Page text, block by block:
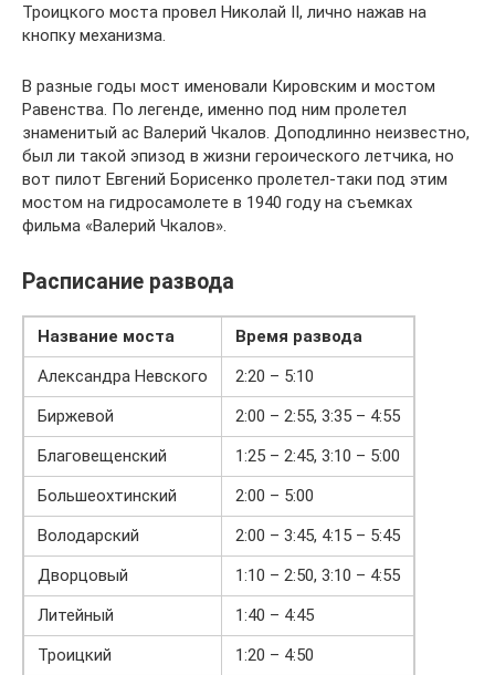
Троицкого моста провел Николай II, лично нажав на
кнопку механизма.
В разные годы мост именовали Кировским и мостом
Равенства. По легенде, именно под ним пролетел
знаменитый ас Валерий Чкалов. Доподлинно неизвестно,
был ли такой эпизод в жизни героического летчика, но
вот пилот Евгений Борисенко пролетел-таки под этим
мостом на гидросамолете в 1940 году на съемках
фильма «Валерий Чкалов».
Расписание развода
Название моста
Время развода
Александра Невского
2:20 – 5:10
Биржевой
2:00 – 2:55, 3:35 – 4:55
Благовещенский
1:25 – 2:45, 3:10 – 5:00
Большеохтинский
2:00 – 5:00
Володарский
2:00 – 3:45, 4:15 – 5:45
Дворцовый
1:10 – 2:50, 3:10 – 4:55
Литейный
1:40 – 4:45
Троицкий
1:20 – 4:50